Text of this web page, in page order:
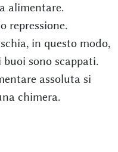
alimentare.
repressione.
in questo modo,
sono scappati.
assoluta si
chimera.